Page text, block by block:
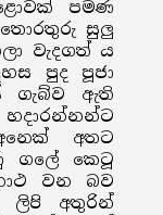
පමණ
තොරතුරු සුලු
වැදගත් ය
පුද පූජා
ගැබ්ව ඇති
අතට
ගලේ කෙටූ
වන බව
ලිපි අතුරින්